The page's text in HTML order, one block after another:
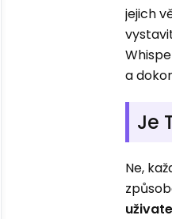
jejich
a
Je
Ne,